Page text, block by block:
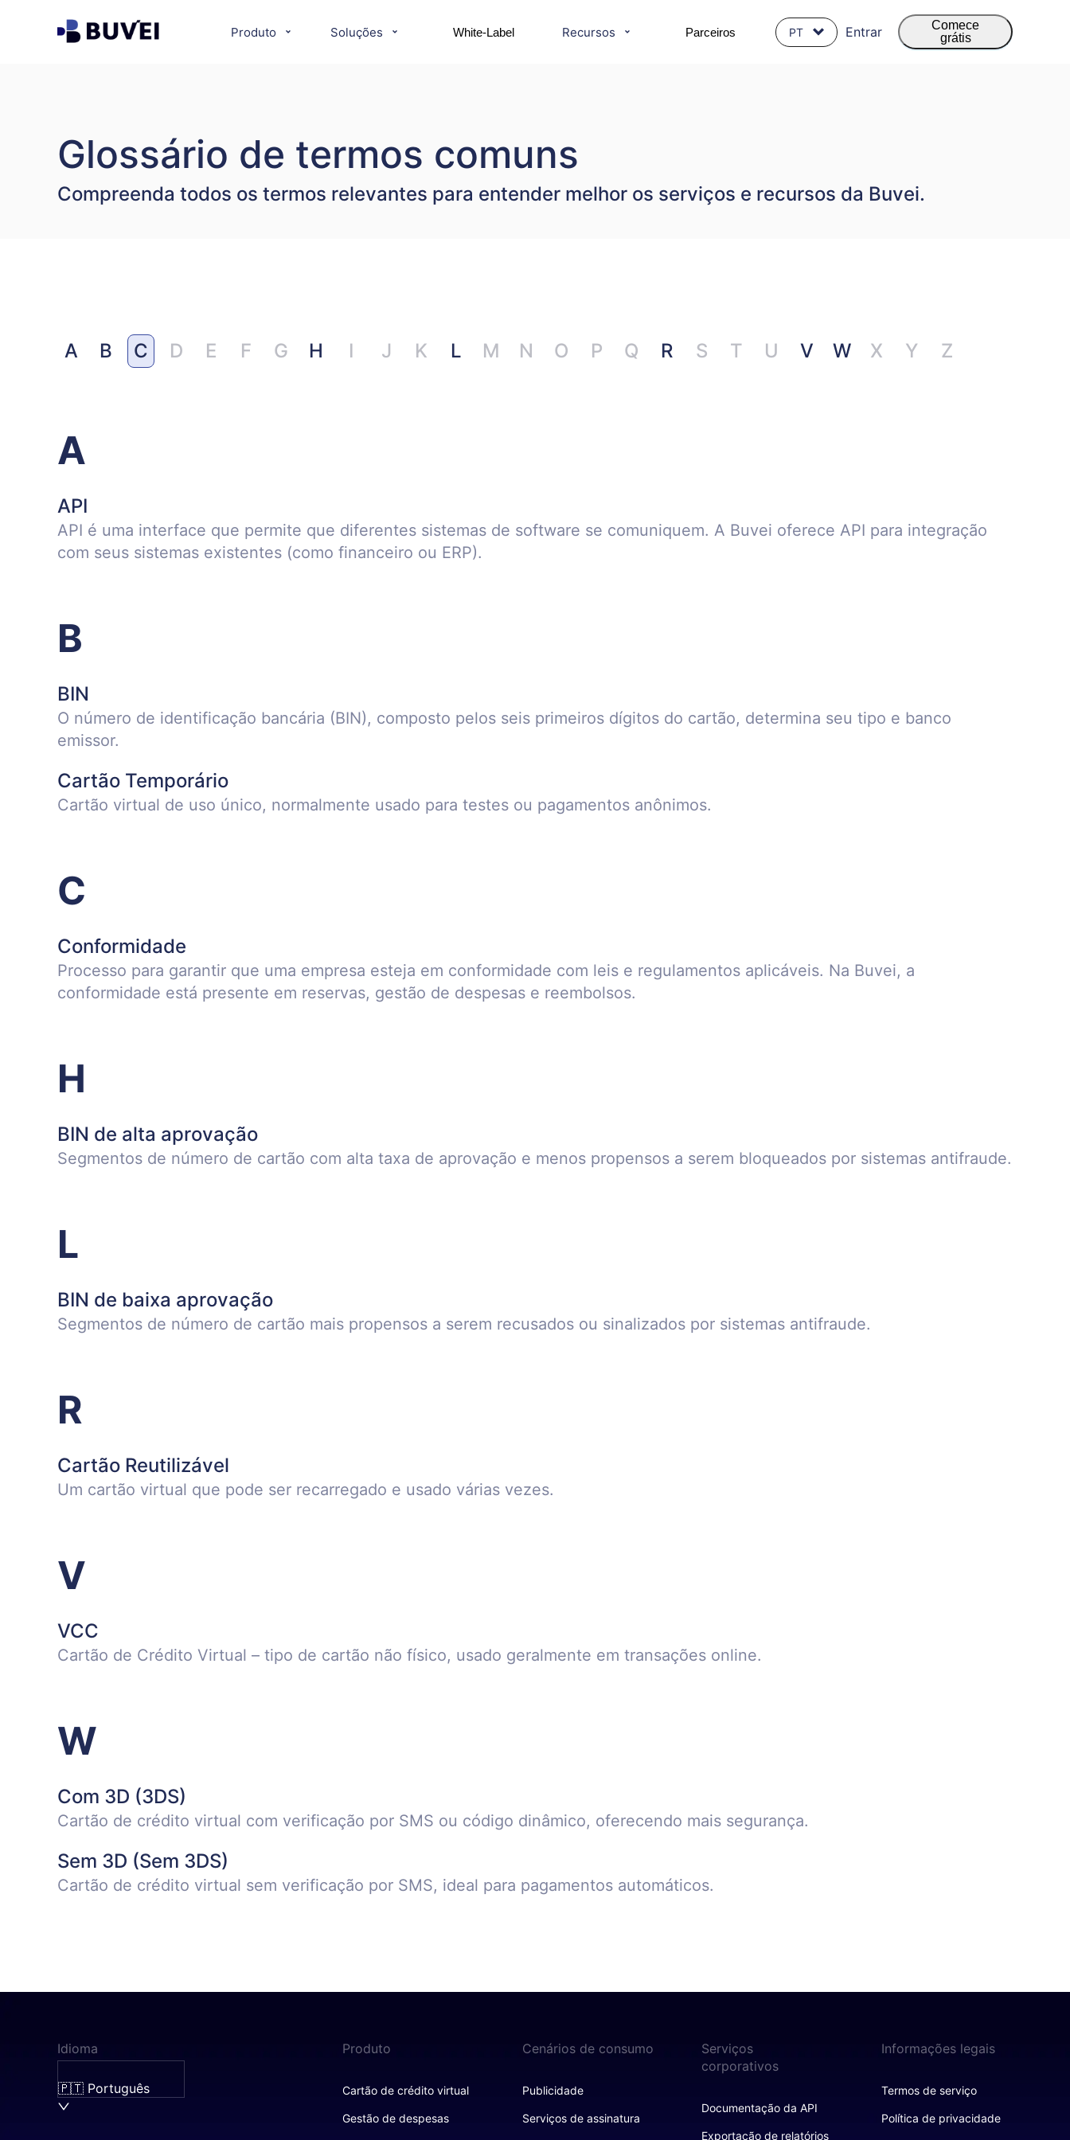
Produto Soluções White-Label Recursos Parceiros PT Entrar
Comece
grátis
Glossário de termos comuns
Compreenda todos os termos relevantes para entender melhor os serviços e recursos da Buvei.
A B C D E F G H I J K L M N O P Q R S T U V W X Y Z
A
API
API é uma interface que permite que diferentes sistemas de software se comuniquem. A Buvei oferece API para integração
com seus sistemas existentes (como financeiro ou ERP).
B
BIN
O número de identificação bancária (BIN), composto pelos seis primeiros dígitos do cartão, determina seu tipo e banco
emissor.
Cartão Temporário
Cartão virtual de uso único, normalmente usado para testes ou pagamentos anônimos.
C
Conformidade
Processo para garantir que uma empresa esteja em conformidade com leis e regulamentos aplicáveis. Na Buvei, a
conformidade está presente em reservas, gestão de despesas e reembolsos.
H
BIN de alta aprovação
Segmentos de número de cartão com alta taxa de aprovação e menos propensos a serem bloqueados por sistemas antifraude.
L
BIN de baixa aprovação
Segmentos de número de cartão mais propensos a serem recusados ou sinalizados por sistemas antifraude.
R
Cartão Reutilizável
Um cartão virtual que pode ser recarregado e usado várias vezes.
V
VCC
Cartão de Crédito Virtual – tipo de cartão não físico, usado geralmente em transações online.
W
Com 3D (3DS)
Cartão de crédito virtual com verificação por SMS ou código dinâmico, oferecendo mais segurança.
Sem 3D (Sem 3DS)
Cartão de crédito virtual sem verificação por SMS, ideal para pagamentos automáticos.
Idioma
🇵🇹 Português
Produto
Cartão de crédito virtual
Gestão de despesas
Cenários de consumo
Publicidade
Serviços de assinatura
Serviços
corporativos
Documentação da API
Exportação de relatórios
Informações legais
Termos de serviço
Política de privacidade